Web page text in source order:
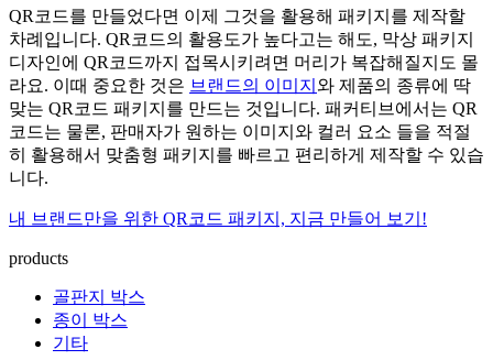
QR코드를 만들었다면 이제 그것을 활용해 패키지를 제작할
차례입니다. QR코드의 활용도가 높다고는 해도, 막상 패키지
디자인에 QR코드까지 접목시키려면 머리가 복잡해질지도 몰
라요. 이때 중요한 것은 브랜드의 이미지 와 제품의 종류에 딱
맞는 QR코드 패키지를 만드는 것입니다. 패커티브에서는 QR
코드는 물론, 판매자가 원하는 이미지와 컬러 요소 들을 적절
히 활용해서 맞춤형 패키지를 빠르고 편리하게 제작할 수 있습
니다.
내 브랜드만을 위한 QR코드 패키지, 지금 만들어 보기!
products
골판지 박스
종이 박스
기타